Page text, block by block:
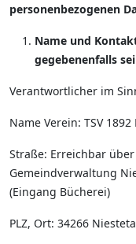
personenbezogenen
Name und
gegebenenfalls
Verantwortlicher im
Name Verein: TSV
Straße: Erreichbar
Gemeindverwaltung
(Eingang Bücherei)
PLZ, Ort: 34266